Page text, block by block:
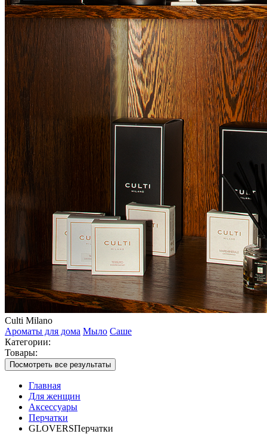
Culti Milano
Ароматы для дома Мыло Саше
Категории:
Товары:
Посмотреть все результаты
Главная
Для женщин
Аксессуары
Перчатки
GLOVERSПерчатки